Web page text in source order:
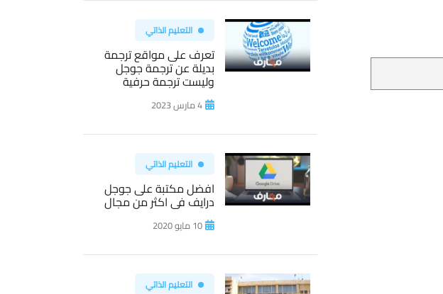
التعليم الذاتي
تعرف على مواقع ترجمة
بديلة عن ترجمة جوجل
وليست ترجمة حرفية
4 مارس 2023
التعليم الذاتي
افضل مكتبة على جوجل
درايف فى اكثر من مجال
10 مايو 2020
التعليم الذاتي